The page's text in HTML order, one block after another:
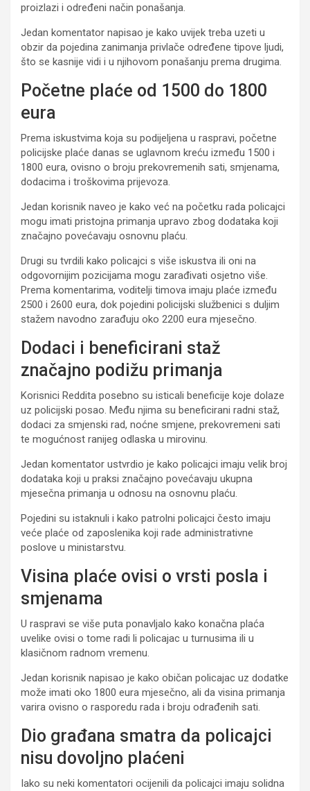
proizlazi i određeni način ponašanja.
Jedan komentator napisao je kako uvijek treba uzeti u
obzir da pojedina zanimanja privlače određene tipove ljudi,
što se kasnije vidi i u njihovom ponašanju prema drugima.
Početne plaće od 1500 do 1800
eura
Prema iskustvima koja su podijeljena u raspravi, početne
policijske plaće danas se uglavnom kreću između 1500 i
1800 eura, ovisno o broju prekovremenih sati, smjenama,
dodacima i troškovima prijevoza.
Jedan korisnik naveo je kako već na početku rada policajci
mogu imati pristojna primanja upravo zbog dodataka koji
značajno povećavaju osnovnu plaću.
Drugi su tvrdili kako policajci s više iskustva ili oni na
odgovornijim pozicijama mogu zarađivati osjetno više.
Prema komentarima, voditelji timova imaju plaće između
2500 i 2600 eura, dok pojedini policijski službenici s duljim
stažem navodno zarađuju oko 2200 eura mjesečno.
Dodaci i beneficirani staž
značajno podižu primanja
Korisnici Reddita posebno su isticali beneficije koje dolaze
uz policijski posao. Među njima su beneficirani radni staž,
dodaci za smjenski rad, noćne smjene, prekovremeni sati
te mogućnost ranijeg odlaska u mirovinu.
Jedan komentator ustvrdio je kako policajci imaju velik broj
dodataka koji u praksi značajno povećavaju ukupna
mjesečna primanja u odnosu na osnovnu plaću.
Pojedini su istaknuli i kako patrolni policajci često imaju
veće plaće od zaposlenika koji rade administrativne
poslove u ministarstvu.
Visina plaće ovisi o vrsti posla i
smjenama
U raspravi se više puta ponavljalo kako konačna plaća
uvelike ovisi o tome radi li policajac u turnusima ili u
klasičnom radnom vremenu.
Jedan korisnik napisao je kako običan policajac uz dodatke
može imati oko 1800 eura mjesečno, ali da visina primanja
varira ovisno o rasporedu rada i broju odrađenih sati.
Dio građana smatra da policajci
nisu dovoljno plaćeni
Iako su neki komentatori ocijenili da policajci imaju solidna